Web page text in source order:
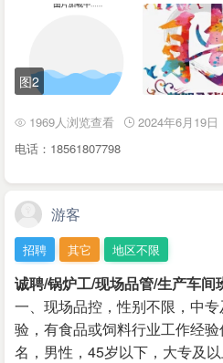
图2
1969人浏览查看 2024年6月19日
电话：18561807798
游客
招聘 其它 地区不限
诚聘/锅炉工/现场品管/生产车间
一、现场品控，性别不限，中
验，有食品或饲料行业工作经
名，男性，45岁以下，大专及